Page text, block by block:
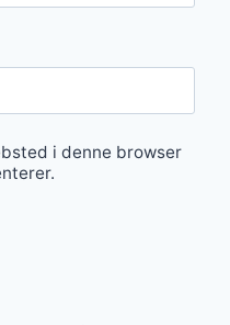
i denne browser